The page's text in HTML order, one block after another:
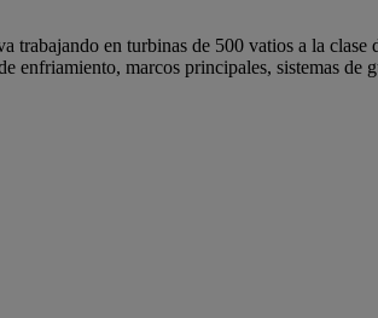
en turbinas de 500 vatios a la
enfriamiento, marcos principales, sistemas de